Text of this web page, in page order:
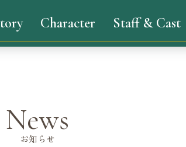
Character Staff & Cast
News
お知らせ